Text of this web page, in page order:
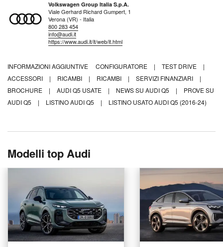
Volkswagen Group Italia S.p.A.
Viale Gerhard Richard Gumpert, 1
Verona (VR) - Italia
800 283 454
info@audi.it
https://www.audi.it/it/web/it.html
INFORMAZIONI AGGIUNTIVE CONFIGURATORE | TEST DRIVE
|
ACCESSORI
| RICAMBI | RICAMBI | SERVIZI FINANZIARI
|
BROCHURE
| AUDI Q5 USATE | NEWS SU AUDI Q5 |
PROVE SU
AUDI Q5
| LISTINO AUDI Q5 | LISTINO USATO AUDI Q5 (2016-24)
Modelli top Audi